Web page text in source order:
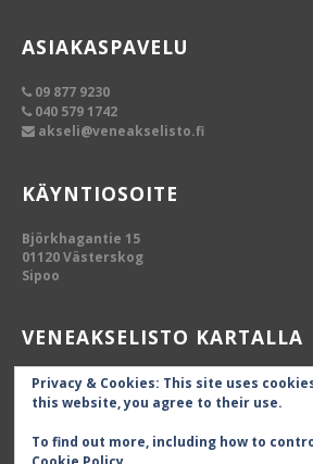
ASIAKASPAVELU
09 877 9230
040 579 1742
akseli@veneakselisto.fi
KÄYNTIOSOITE
Björkhagantie 15
01120 Västerskog
Sipoo
VENEAKSELISTO KARTALLA
Privacy & Cookies: This site uses
this website, you agree to their use.
To find out more, including how to